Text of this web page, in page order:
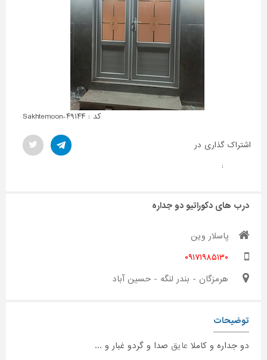
کد : Sakhtemoon-۴۹۱۴۴
اشتراک گذاری در
:
درب های دکوراتیو دو جداره
پاسلار وین
۰۹۱۷۱۹۸۵۱۳۰
هرمزگان - بندر لنگه - حسین آباد
توضیحات
دو جداره و کاملا عایق صدا و گردو غبار و ...